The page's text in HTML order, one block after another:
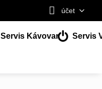
účet
Servis Kávovar Servis